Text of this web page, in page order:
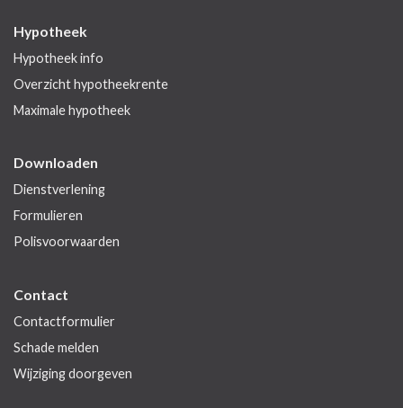
Hypotheek
Hypotheek info
Overzicht hypotheekrente
Maximale hypotheek
Downloaden
Dienstverlening
Formulieren
Polisvoorwaarden
Contact
Contactformulier
Schade melden
Wijziging doorgeven